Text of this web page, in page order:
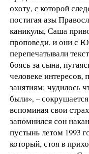
охоту, с которой
постигая азы
каникулы, Саша
проповеди, и они с
перепечатывали
боясь за сына,
человеке интересов,
занятиям: чудилось
были», –
вспоминая свои
запомнился сон
пустынь летом 1993
который, стоя в